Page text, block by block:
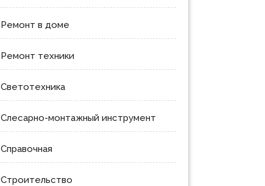
Ремонт в доме
Ремонт техники
Светотехника
Слесарно-монтажный инструмент
Справочная
Строительство